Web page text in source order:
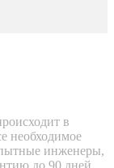
в
необходимое
инженеры,
до 90 дней.